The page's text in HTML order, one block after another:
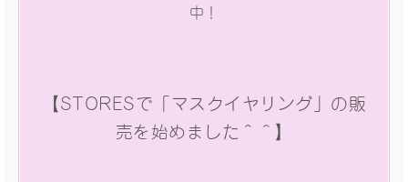
中！
【STORESで「マスクイヤリング」の販
売を始めました＾＾】